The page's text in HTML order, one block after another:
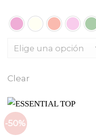
Clear
-50%